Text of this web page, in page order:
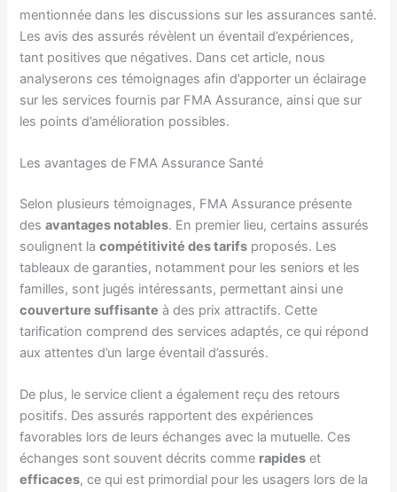
mentionnée dans les discussions sur les assurances santé.
Les avis des assurés révèlent un éventail d’expériences,
tant positives que négatives. Dans cet article, nous
analyserons ces témoignages afin d’apporter un éclairage
sur les services fournis par FMA Assurance, ainsi que sur
les points d’amélioration possibles.
Les avantages de FMA Assurance Santé
Selon plusieurs témoignages, FMA Assurance présente
desavantages notables. En premier lieu, certains assurés
soulignent lacompétitivité des tarifs proposés. Les
tableaux de garanties, notamment pour les seniors et les
familles, sont jugés intéressants, permettant ainsi une
couverture suffisante à des prix attractifs. Cette
tarification comprend des services adaptés, ce qui répond
aux attentes d’un large éventail d’assurés.
De plus, le service client a également reçu des retours
positifs. Des assurés rapportent des expériences
favorables lors de leurs échanges avec la mutuelle. Ces
échanges sont souvent décrits comme rapides et
efficaces, ce qui est primordial pour les usagers lors de la